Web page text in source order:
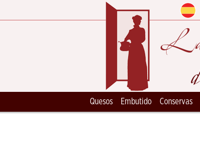
Quesos Embutido Conservas